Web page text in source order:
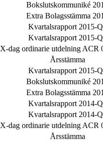
Bokslutskommuniké
Extra Bolagsstämma
Kvartalsrapport 2015-
Kvartalsrapport 2015-
X-dag ordinarie utdelning ACR
Årsstämma
Kvartalsrapport 2015-
Bokslutskommuniké
Extra Bolagsstämma
Kvartalsrapport 2014-
Kvartalsrapport 2014-
X-dag ordinarie utdelning ACR
Årsstämma